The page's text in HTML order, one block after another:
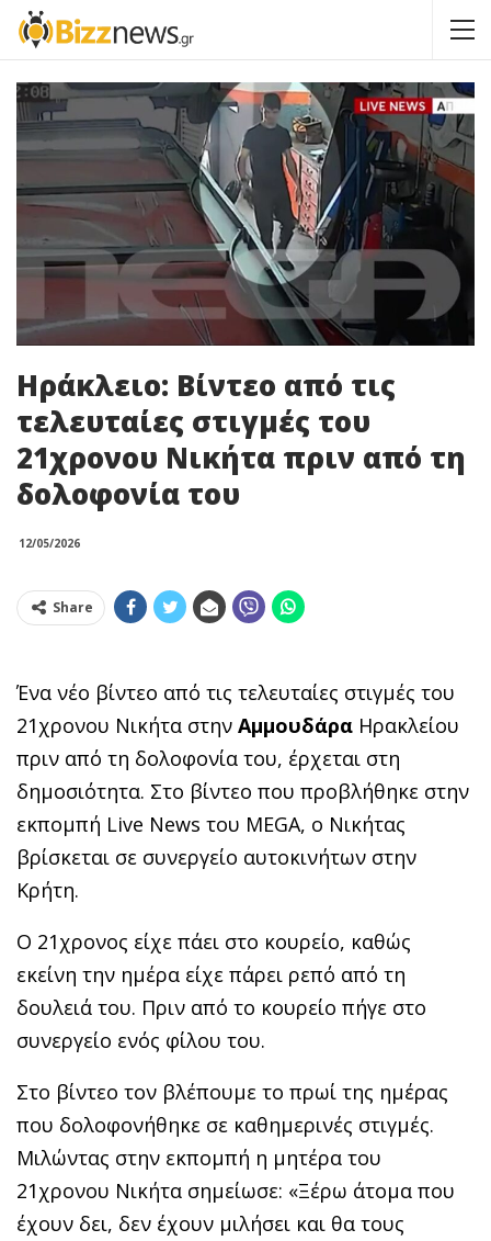
Ηράκλειο: Βίντεο από τις
τελευταίες στιγμές του
21χρονου Νικήτα πριν από τη
δολοφονία του
12/05/2026
Share
Ένα νέο βίντεο από τις τελευταίες στιγμές του
21χρονου Νικήτα στην Αμμουδάρα Ηρακλείου
πριν από τη δολοφονία του, έρχεται στη
δημοσιότητα. Στο βίντεο που προβλήθηκε στην
εκπομπή Live News του MEGA, ο Νικήτας
βρίσκεται σε συνεργείο αυτοκινήτων στην
Κρήτη.
Ο 21χρονος είχε πάει στο κουρείο, καθώς
εκείνη την ημέρα είχε πάρει ρεπό από τη
δουλειά του. Πριν από το κουρείο πήγε στο
συνεργείο ενός φίλου του.
Στο βίντεο τον βλέπουμε το πρωί της ημέρας
που δολοφονήθηκε σε καθημερινές στιγμές.
Μιλώντας στην εκπομπή η μητέρα του
21χρονου Νικήτα σημείωσε: «Ξέρω άτομα που
έχουν δει, δεν έχουν μιλήσει και θα τους